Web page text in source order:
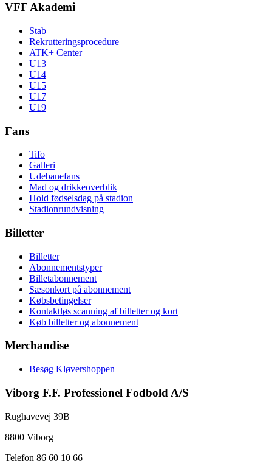
VFF Akademi
Stab
Rekrutteringsprocedure
ATK+ Center
U13
U14
U15
U17
U19
Fans
Tifo
Galleri
Udebanefans
Mad og drikkeoverblik
Hold fødselsdag på stadion
Stadionrundvisning
Billetter
Billetter
Abonnementstyper
Billetabonnement
Sæsonkort på abonnement
Købsbetingelser
Kontaktløs scanning af billetter og kort
Køb billetter og abonnement
Merchandise
Besøg Kløvershoppen
Viborg F.F. Professionel Fodbold A/S
Rughavevej 39B
8800 Viborg
Telefon 86 60 10 66